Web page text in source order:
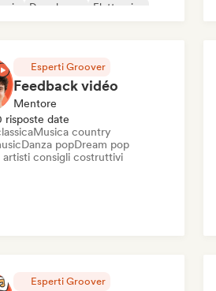
Deep house
Elettronica
Esperti Groover
Feedback vidéo
Mentore
risposte date
Musica country
Danza popDream pop
artisti consigli costruttivi
Esperti Groover